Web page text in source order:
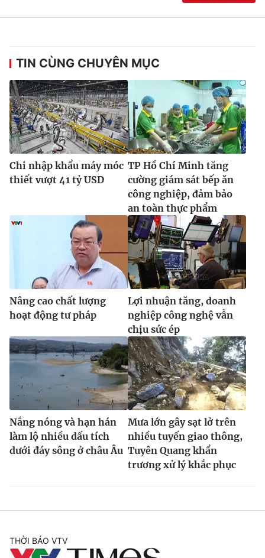
TIN CÙNG CHUYÊN MỤC
Chi nhập khẩu máy móc
thiết vượt 41 tỷ USD
TP Hồ Chí Minh tăng
cường giám sát bếp ăn
công nghiệp, đảm bảo
an toàn thực phẩm
Nâng cao chất lượng
hoạt động tư pháp
Lợi nhuận tăng, doanh
nghiệp công nghệ vẫn
chịu sức ép
Nắng nóng và hạn hán
làm lộ nhiều dấu tích
dưới đáy sông ở châu Âu
Mưa lớn gây sạt lở trên
nhiều tuyến giao thông,
Tuyên Quang khẩn
trương xử lý khắc phục
THỜI BÁO VTV